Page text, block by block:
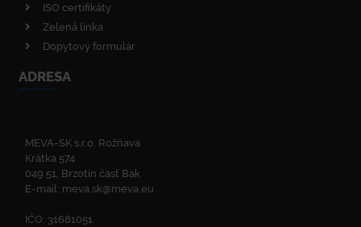
ISO certifikáty
Zelená linka
Dopytový formulár
ADRESA
MEVA-SK s.r.o. Rožňava
Krátka 574
049 51, Brzotín časť Bak
E-mail: meva.sk@meva.eu
IČO: 31681051